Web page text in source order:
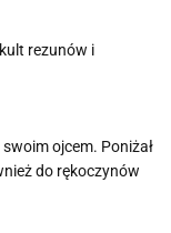
rezunów i
ojcem. Poniżał
do rękoczynów